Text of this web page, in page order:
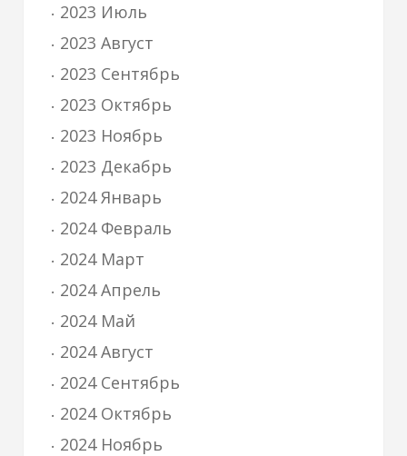
2023 Июль
2023 Август
2023 Сентябрь
2023 Октябрь
2023 Ноябрь
2023 Декабрь
2024 Январь
2024 Февраль
2024 Март
2024 Апрель
2024 Май
2024 Август
2024 Сентябрь
2024 Октябрь
2024 Ноябрь